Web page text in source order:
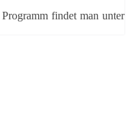
findet man unter